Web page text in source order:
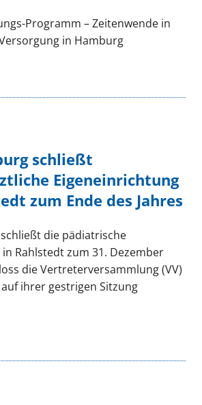
Programm – Zeitenwende in
in Hamburg
schließt
Eigeneinrichtung
zum Ende des Jahres
die pädiatrische
Rahlstedt zum 31. Dezember
die Vertreterversammlung (VV)
ihrer gestrigen Sitzung